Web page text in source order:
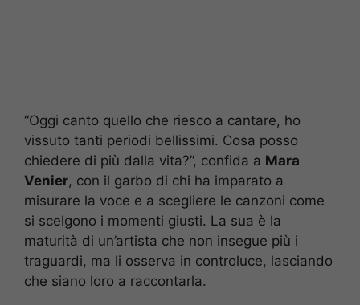
“Oggi canto quello che riesco a cantare, ho
vissuto tanti periodi bellissimi. Cosa posso
chiedere di più dalla vita?”, confida a Mara
Venier, con il garbo di chi ha imparato a
misurare la voce e a scegliere le canzoni come
si scelgono i momenti giusti. La sua è la
maturità di un’artista che non insegue più i
traguardi, ma li osserva in controluce, lasciando
che siano loro a raccontarla.